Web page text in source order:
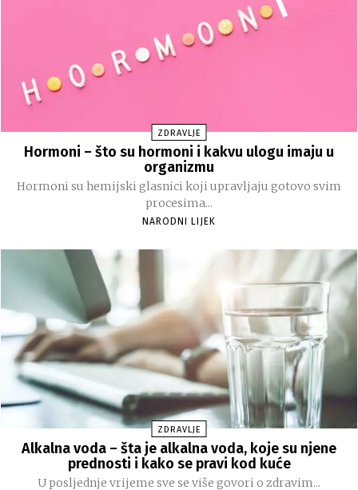
ZDRAVLJE
Hormoni – što su hormoni i kakvu ulogu imaju u
organizmu
Hormoni su hemijski glasnici koji upravljaju gotovo svim
procesima...
NARODNI LIJEK
ZDRAVLJE
Alkalna voda – šta je alkalna voda, koje su njene
prednosti i kako se pravi kod kuće
U posljednje vrijeme sve se više govori o zdravim...